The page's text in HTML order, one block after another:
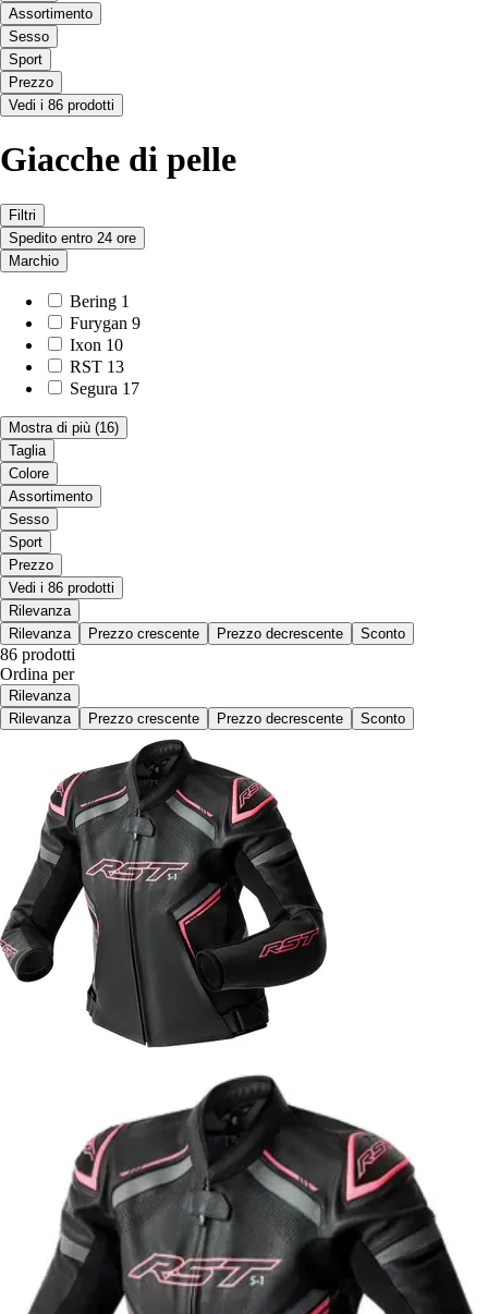
Assortimento
Sesso
Sport
Prezzo
Vedi i 86 prodotti
Giacche di pelle
Filtri
Spedito entro 24 ore
Marchio
Bering 1
Furygan 9
Ixon 10
RST 13
Segura 17
Mostra di più (16)
Taglia
Colore
Assortimento
Sesso
Sport
Prezzo
Vedi i 86 prodotti
Rilevanza
Rilevanza
Prezzo crescente Prezzo decrescente Sconto
86 prodotti
Ordina per
Rilevanza
Rilevanza
Prezzo crescente Prezzo decrescente Sconto